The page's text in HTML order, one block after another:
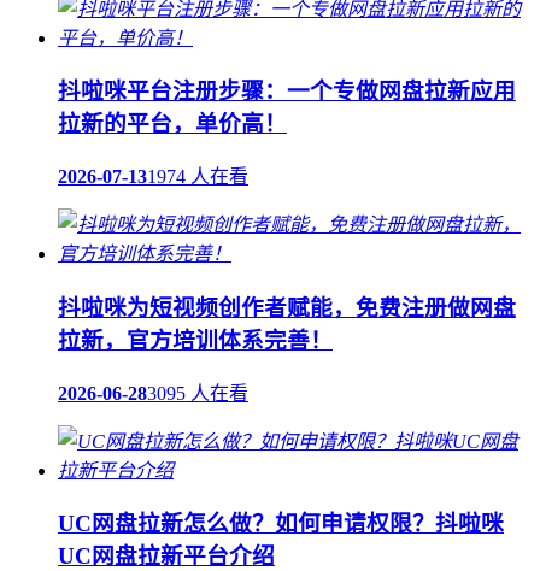
抖啦咪平台注册步骤：一个专做网盘拉新应用
拉新的平台，单价高！
2026-07-131974 人在看
抖啦咪为短视频创作者赋能，免费注册做网盘
拉新，官方培训体系完善！
2026-06-283095 人在看
UC网盘拉新怎么做？如何申请权限？抖啦咪
UC网盘拉新平台介绍